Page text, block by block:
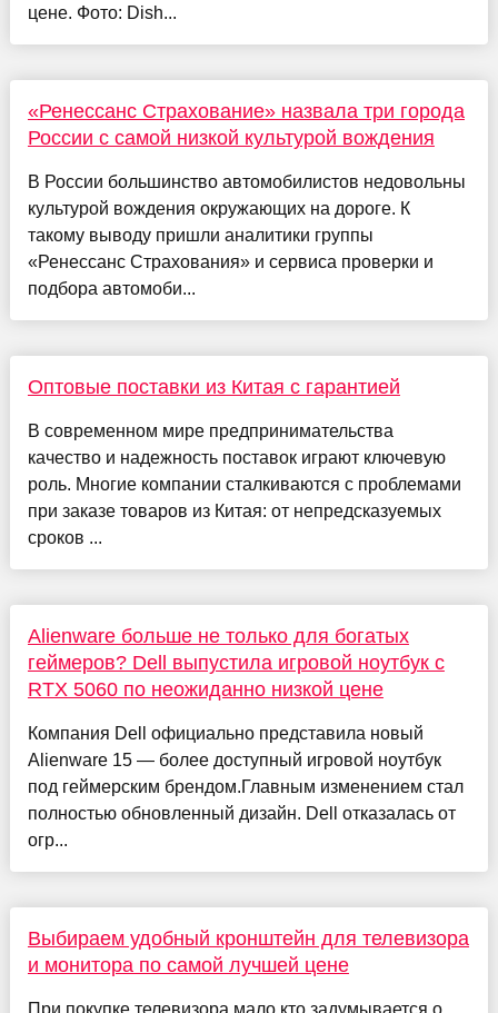
цене. Фото: Dish...
«Ренессанс Страхование» назвала три города
России с самой низкой культурой вождения
В России большинство автомобилистов недовольны
культурой вождения окружающих на дороге. К
такому выводу пришли аналитики группы
«Ренессанс Страхования» и сервиса проверки и
подбора автомоби...
Оптовые поставки из Китая с гарантией
В современном мире предпринимательства
качество и надежность поставок играют ключевую
роль. Многие компании сталкиваются с проблемами
при заказе товаров из Китая: от непредсказуемых
сроков ...
Alienware больше не только для богатых
геймеров? Dell выпустила игровой ноутбук с
RTX 5060 по неожиданно низкой цене
Компания Dell официально представила новый
Alienware 15 — более доступный игровой ноутбук
под геймерским брендом.Главным изменением стал
полностью обновленный дизайн. Dell отказалась от
огр...
Выбираем удобный кронштейн для телевизора
и монитора по самой лучшей цене
При покупке телевизора мало кто задумывается о